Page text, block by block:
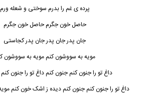
پرده ی غم را بدرم سوختی و شعله ورم
حاصل خون جگرم حاصل خون جگرم
جان پدر جان پدر جان پدر کجاستی
مویه به سووشونکنم مویه به سووشون
داغ تو را جنون کنم جنون کنم داغ تو را جنون
داغ تو را جنون کنم جنون کنم دیده ز اشک خون کنم